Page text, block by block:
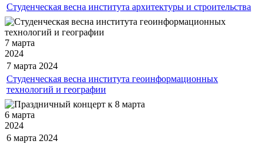
Студенческая весна института архитектуры и строительства
7 марта
2024
7 марта 2024
Студенческая весна института геоинформационных
технологий и географии
6 марта
2024
6 марта 2024